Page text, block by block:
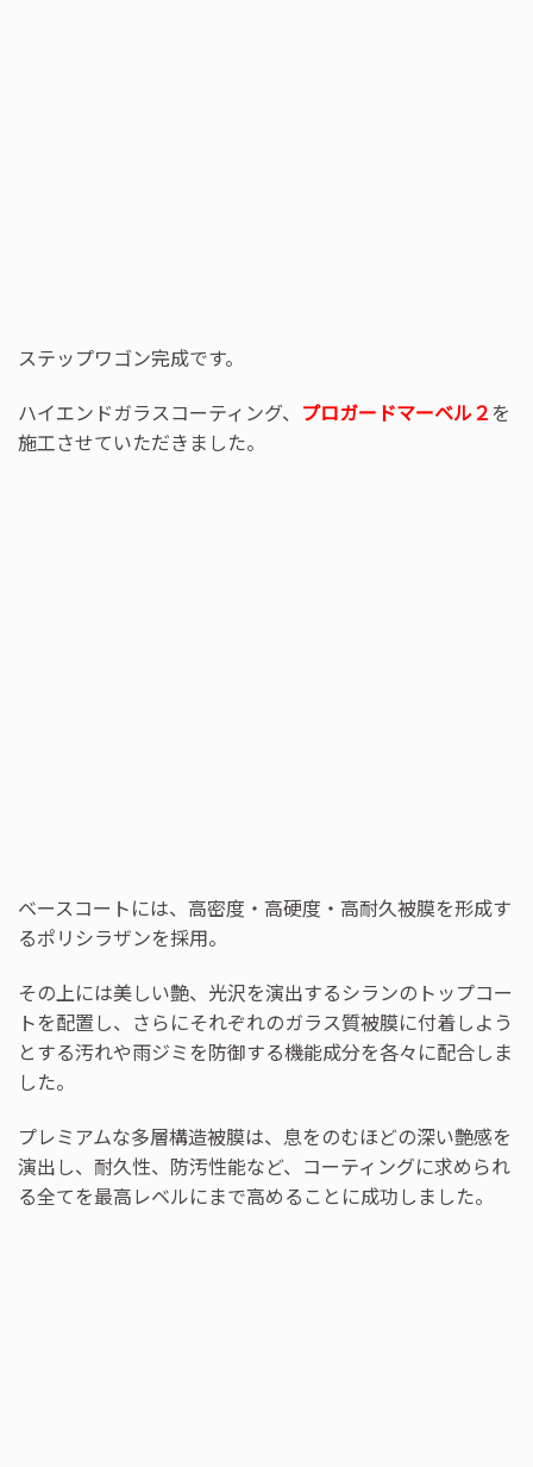
ステップワゴン完成です。
ハイエンドガラスコーティング、 プロガードマーベル２ を
施工させていただきました。
ベースコートには、高密度・高硬度・高耐久被膜を形成す
るポリシラザンを採用。
その上には美しい艶、光沢を演出するシランのトップコー
トを配置し、さらにそれぞれのガラス質被膜に付着しよう
とする汚れや雨ジミを防御する機能成分を各々に配合しま
した。
プレミアムな多層構造被膜は、息をのむほどの深い艶感を
演出し、耐久性、防汚性能など、コーティングに求められ
る全てを最高レベルにまで高めることに成功しました。